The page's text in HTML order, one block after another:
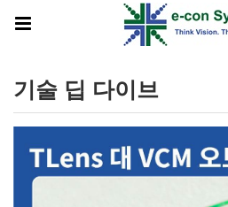
기술 딥 다이브